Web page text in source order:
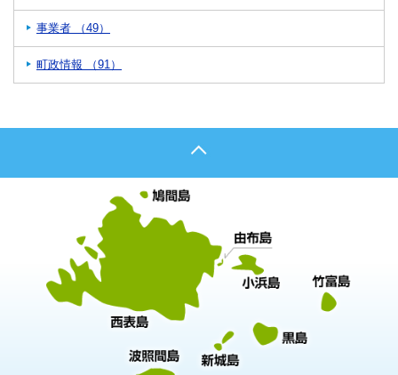
事業者 （49）
町政情報 （91）